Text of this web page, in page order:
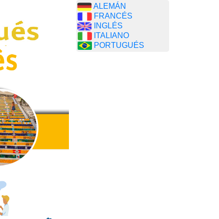
ALEMÁN
FRANCÉS
INGLÉS
ITALIANO
PORTUGUÉS